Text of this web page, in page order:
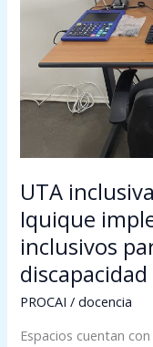
UTA
Iquique
inclusivos
discapacidad
PROCAI /docencia
Espacios cuentan
implementan
espacios
inclusivos
para
con